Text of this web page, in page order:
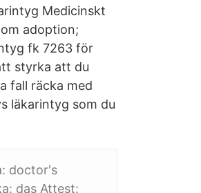
Medicinskt
adoption;
fk 7263 för
styrka att du
fall räcka med
läkarintyg som du
doctor's
das Attest: